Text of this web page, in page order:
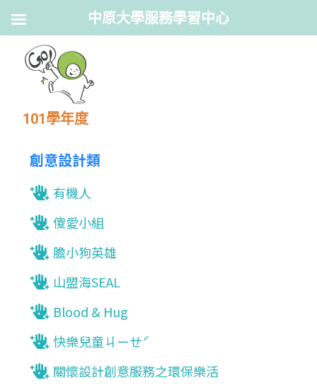
101學年度
創意設計類
有機人
傻愛小組
膽小狗英雄
山盟海SEAL
Blood & Hug
快樂兒童ㄐㄧㄝˊ
關懷設計創意服務之環保樂活
中原大學服務學習中心